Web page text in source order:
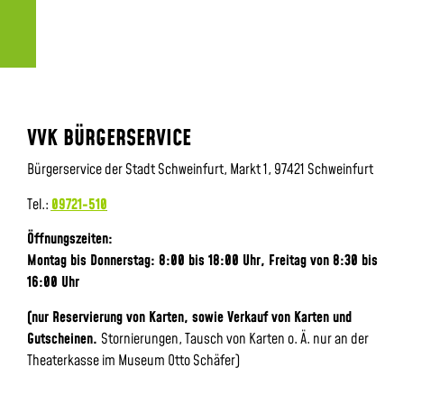
VVK BÜRGERSERVICE
Bürgerservice der Stadt Schweinfurt, Markt 1, 97421 Schweinfurt
Tel.: 09721-510
Öffnungszeiten:
Montag bis Donnerstag: 8:00 bis 18:00 Uhr, Freitag von 8:30 bis
16:00 Uhr
(nur Reservierung von Karten, sowie Verkauf von Karten und
Gutscheinen. Stornierungen, Tausch von Karten o. Ä. nur an der
Theaterkasse im Museum Otto Schäfer)